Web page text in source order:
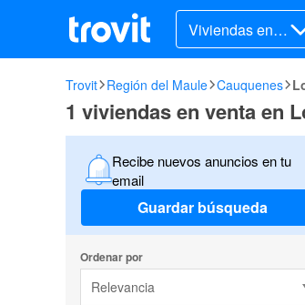
Viviendas en v
enta
Trovit Región del Maule Cauquenes
1 viviendas en venta en
Recibe nuevos anuncios en tu
email
Guardar búsqueda
Ordenar por
Relevancia